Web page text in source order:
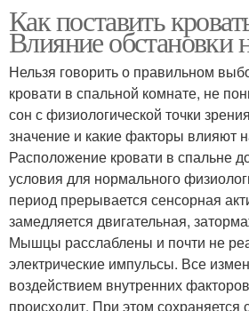
Как поставить
Влияние обстановки
Нельзя говорить о правильном
кровати в спальной комнате, не
сон с физиологической точки
значение и какие факторы влияют
Расположение кровати в спальне
условия для нормального
период прерывается сенсорная
замедляется двигательная,
Мышцы расслаблены и почти не
электрические импульсы. Все
воздействием внутренних
происходит. При этом сохраняется